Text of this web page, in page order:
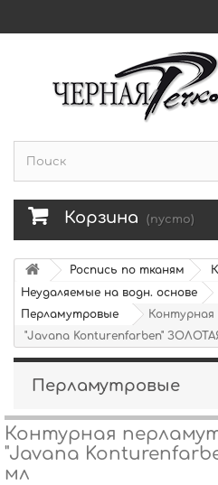
Корзина (пусто)
Роспись по тканям
Неудаляемые на водн. основе
Перламутровые
Контурная
"Javana Konturenfarben"
Перламутровые
Контурная
"Javana
мл